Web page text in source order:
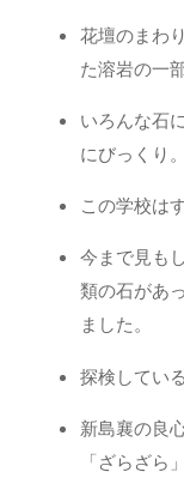
花壇のまわ
た溶岩の一
いろんな石
にびっくり。
この学校は
今まで見も
類の石があ
ました。
探検してい
新島襄の良
「ざらざら